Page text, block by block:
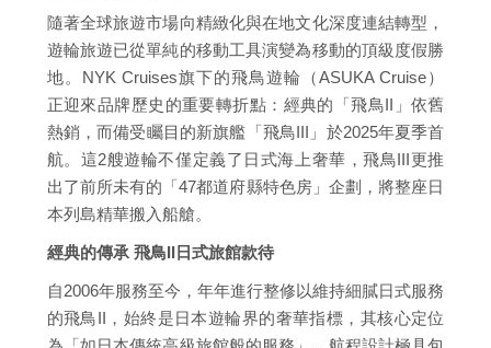
隨著全球旅遊市場向精緻化與在地文化深度連結轉型，
遊輪旅遊已從單純的移動工具演變為移動的頂級度假勝
地。NYK Cruises旗下的飛鳥遊輪（ASUKA Cruise）
正迎來品牌歷史的重要轉折點：經典的「飛鳥II」依舊
熱銷，而備受矚目的新旗艦「飛鳥III」於2025年夏季首
航。這2艘遊輪不僅定義了日式海上奢華，飛鳥III更推
出了前所未有的「47都道府縣特色房」企劃，將整座日
本列島精華搬入船艙。
經典的傳承 飛鳥II日式旅館款待
自2006年服務至今，年年進行整修以維持細膩日式服務
的飛鳥II，始終是日本遊輪界的奢華指標，其核心定位